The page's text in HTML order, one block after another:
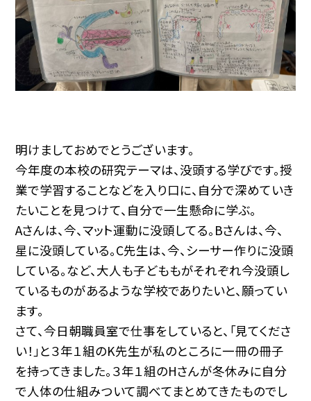
明けましておめでとうございます。
今年度の本校の研究テーマは、没頭する学びです。授
業で学習することなどを入り口に、自分で深めていき
たいことを見つけて、自分で一生懸命に学ぶ。
Aさんは、今、マット運動に没頭してる。Bさんは、今、
星に没頭している。C先生は、今、シーサー作りに没頭
している。など、大人も子どももがそれぞれ今没頭し
ているものがあるような学校でありたいと、願ってい
ます。
さて、今日朝職員室で仕事をしていると、「見てくださ
い！」と３年１組のK先生が私のところに一冊の冊子
を持ってきました。３年１組のHさんが冬休みに自分
で人体の仕組みついて調べてまとめてきたものでし